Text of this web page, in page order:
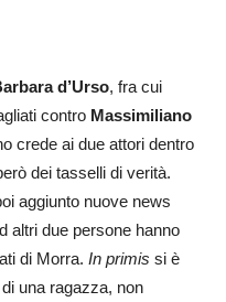
d’Urso, fra cui
contro Massimiliano
crede ai due attori dentro
dei tasselli di verità.
aggiunto nuove news
altri due persone hanno
di Morra. In primis si è
una ragazza, non